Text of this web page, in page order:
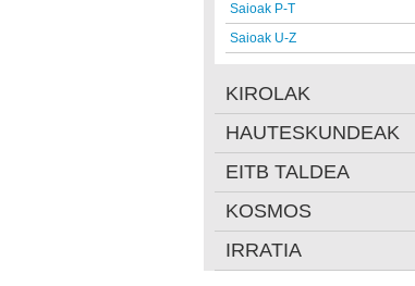
Saioak P-T
Saioak U-Z
KIROLAK
HAUTESKUNDEAK
EITB TALDEA
KOSMOS
IRRATIA